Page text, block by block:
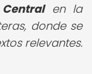
en la
donde se
relevantes.